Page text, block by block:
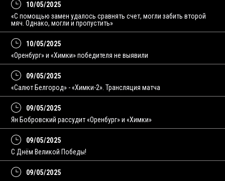
10/05/2025
«С помощью замен удалось сравнять счет, могли забить второй
мяч. Однако, могли и пропустить»
10/05/2025
«Оренбург» и «Химки» победителя не выявили
09/05/2025
«Салют Белгород» - «Химки-2». Трансляция матча
09/05/2025
Ян Бобровский рассудит «Оренбург» и «Химки»
09/05/2025
С Днём Великой Победы!
09/05/2025